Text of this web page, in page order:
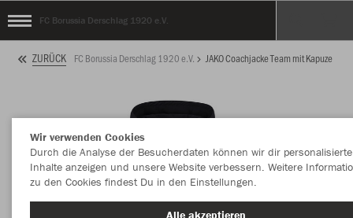
FC Borussia Derschlag 1920 e.V.
ZURÜCK FC Borussia Derschlag 1920 e.V. JAKO Coachjacke Team mit Kapuze
Wir verwenden Cookies
Durch die Analyse der Besucherdaten können wir dir personalisierte
Inhalte anzeigen und unsere Website verbessern. Weitere
zu den Cookies findest Du in den Einstellungen.
Alle akzeptieren